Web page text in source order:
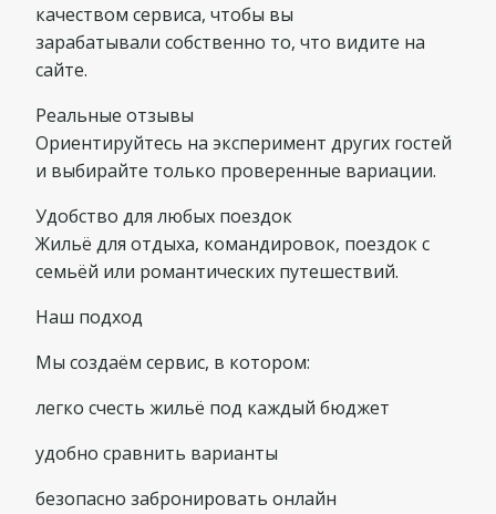
качеством сервиса, чтобы вы
зарабатывали собственно то, что видите на
сайте.
Реальные отзывы
Ориентируйтесь на эксперимент других гостей
и выбирайте только проверенные вариации.
Удобство для любых поездок
Жильё для отдыха, командировок, поездок с
семьёй или романтических путешествий.
Наш подход
Мы создаём сервис, в котором:
легко счесть жильё под каждый бюджет
удобно сравнить варианты
безопасно забронировать онлайн